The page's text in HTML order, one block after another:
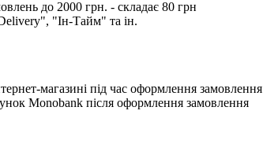
до 2000 грн. - складає 80 грн
"Iн-Тайм" та ін.
магазині під час оформлення замовлення
Monobank після оформлення замовлення